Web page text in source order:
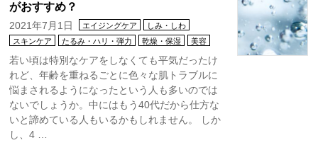
がおすすめ？
2021年7月1日 エイジングケア
しみ・しわ
スキンケア
たるみ・ハリ・弾力 乾燥・保湿 美容
若い頃は特別なケアをしなくても平気だったけ
れど、年齢を重ねるごとに色々な肌トラブルに
悩まされるようになったという人も多いのでは
ないでしょうか。中にはもう40代だから仕方な
いと諦めている人もいるかもしれません。 しか
し、4 …